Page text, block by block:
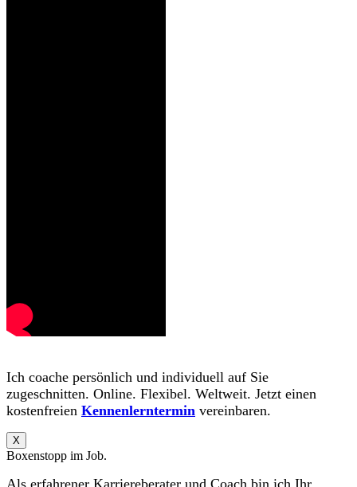
Ich coache persönlich und individuell auf Sie
zugeschnitten. Online. Flexibel. Weltweit. Jetzt einen
kostenfreien Kennenlerntermin vereinbaren.
X
Boxenstopp im Job.
Als erfahrener Karriereberater und Coach bin ich Ihr